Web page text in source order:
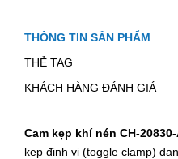
THÔNG TIN SẢN PHẨM
THẺ TAG
KHÁCH HÀNG ĐÁNH GIÁ
Cam kẹp khí nén CH-
kẹp định vị (toggle clamp)